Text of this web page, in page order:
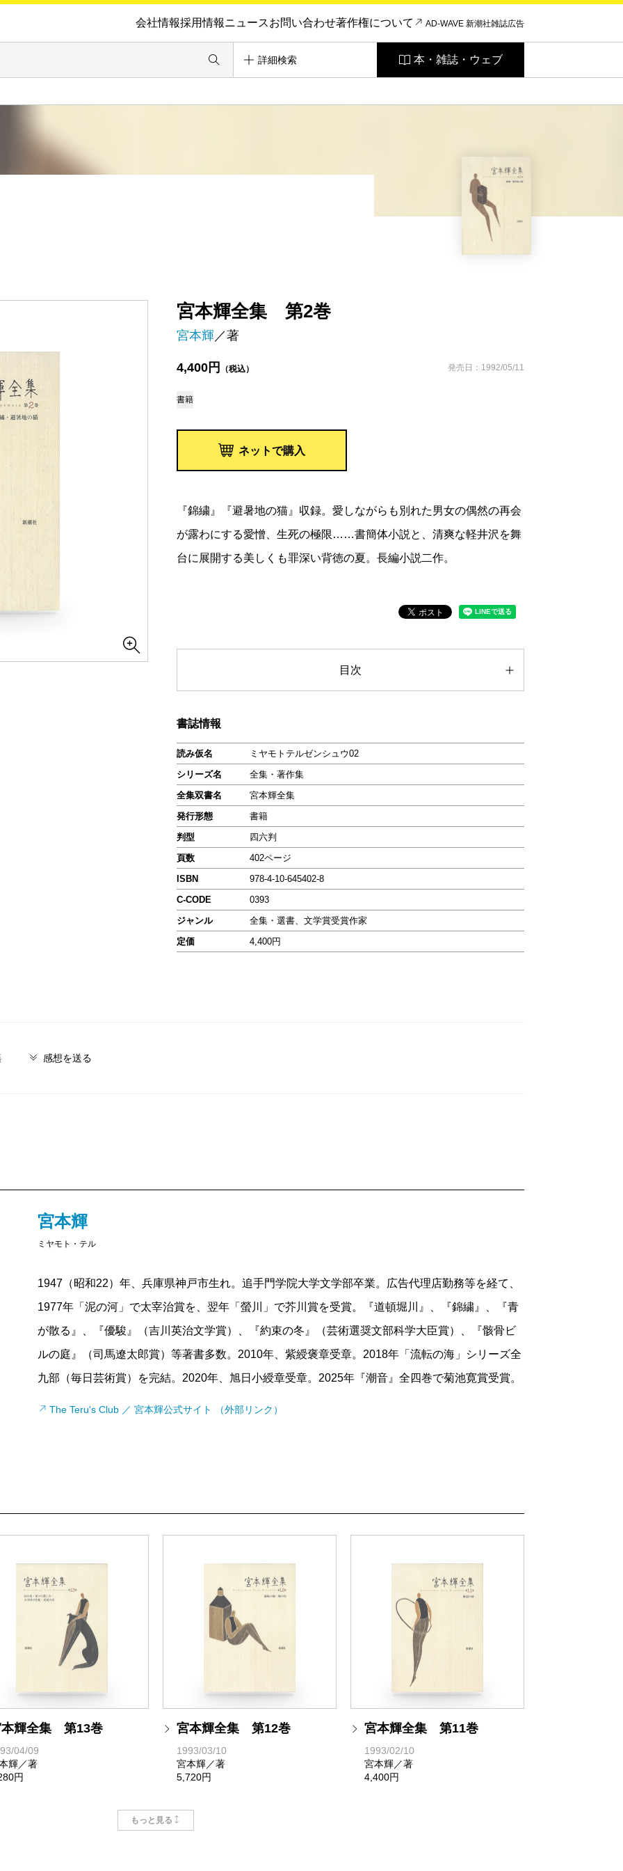
会社情報採用情報ニュースお問い合わせ著作権について AD-WAVE 新潮社雑誌広告
詳細検索 本・雑誌・ウェブ
宮本輝全集 第2巻
宮本輝／著
4,400円 （税込） 発売日：1992/05/11
書籍
ネットで購入
『錦繍』『避暑地の猫』収録。愛しながらも別れた男女の偶然の再会
が露わにする愛憎、生死の極限……書簡体小説と、清爽な軽井沢を舞
台に展開する美しくも罪深い背徳の夏。長編小説二作。
目次
書誌情報
読み仮名
ミヤモトテルゼンシュウ02
シリーズ名
全集・著作集
全集双書名
宮本輝全集
発行形態
書籍
判型
四六判
頁数
402ページ
ISBN
978-4-10-645402-8
C-CODE
0393
ジャンル
全集・選書、文学賞受賞作家
定価
4,400円
感想を送る
宮本輝
ミヤモト・テル
1947（昭和22）年、兵庫県神戸市生れ。追手門学院大学文学部卒業。広告代理店勤務等を経て、
1977年「泥の河」で太宰治賞を、翌年「螢川」で芥川賞を受賞。『道頓堀川』、『錦繍』、『青
が散る』、『優駿』（吉川英治文学賞）、『約束の冬』（芸術選奨文部科学大臣賞）、『骸骨ビ
ルの庭』（司馬遼太郎賞）等著書多数。2010年、紫綬褒章受章。2018年「流転の海」シリーズ全
九部（毎日芸術賞）を完結。2020年、旭日小綬章受章。2025年『潮音』全四巻で菊池寛賞受賞。
The Teru's Club ／ 宮本輝公式サイト （外部リンク）
本輝全集 第13巻
04/09
輝／著
円
宮本輝全集 第12巻
1993/03/10
宮本輝／著
5,720円
宮本輝全集 第11巻
1993/02/10
宮本輝／著
4,400円
もっと見る